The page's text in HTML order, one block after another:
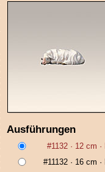
Ausführungen
#1132· 12 cm ·
#11132· 16 cm ·